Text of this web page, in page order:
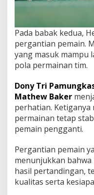
Pada babak kedua,
pergantian pemain.
yang masuk mampu
pola permainan tim.
Dony Tri
Mathew Baker
perhatian.
permainan tetap
pemain pengganti.
Pergantian pemain
menunjukkan
hasil pertandingan,
kualitas serta